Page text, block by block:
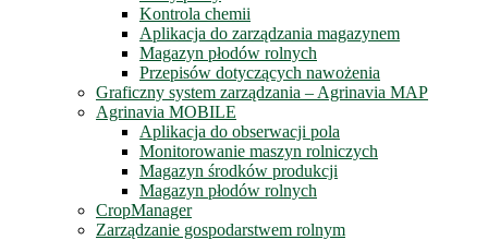
Kontrola chemii
Aplikacja do zarządzania magazynem
Magazyn płodów rolnych
Przepisów dotyczących nawożenia
Graficzny system zarządzania – Agrinavia MAP
Agrinavia MOBILE
Aplikacja do obserwacji pola
Monitorowanie maszyn rolniczych
Magazyn środków produkcji
Magazyn płodów rolnych
CropManager
Zarządzanie gospodarstwem rolnym